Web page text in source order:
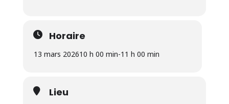
Horaire
13 mars 202610 h 00 min-11 h 00 min
Lieu